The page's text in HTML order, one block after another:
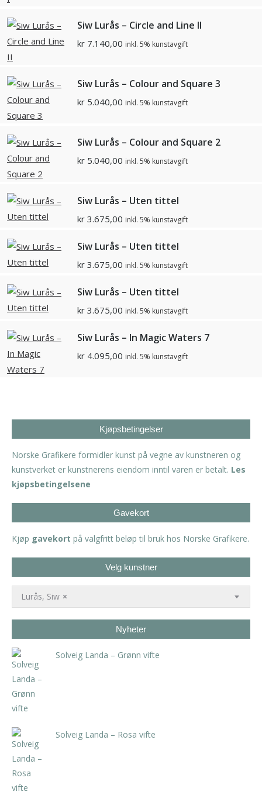
Siw Lurås – Circle and Line II
kr 7.140,00 inkl. 5% kunstavgift
Siw Lurås – Colour and Square 3
kr 5.040,00 inkl. 5% kunstavgift
Siw Lurås – Colour and Square 2
kr 5.040,00 inkl. 5% kunstavgift
Siw Lurås – Uten tittel
kr 3.675,00 inkl. 5% kunstavgift
Siw Lurås – Uten tittel
kr 3.675,00 inkl. 5% kunstavgift
Siw Lurås – Uten tittel
kr 3.675,00 inkl. 5% kunstavgift
Siw Lurås – In Magic Waters 7
kr 4.095,00 inkl. 5% kunstavgift
Kjøpsbetingelser
Norske Grafikere formidler kunst på vegne av kunstneren og
kunstverket er kunstnerens eiendom inntil varen er betalt. Les
kjøpsbetingelsene
Gavekort
Kjøp gavekort på valgfritt beløp til bruk hos Norske Grafikere.
Velg kunstner
×
Lurås, Siw
Nyheter
Solveig Landa – Grønn vifte
Solveig Landa – Rosa vifte